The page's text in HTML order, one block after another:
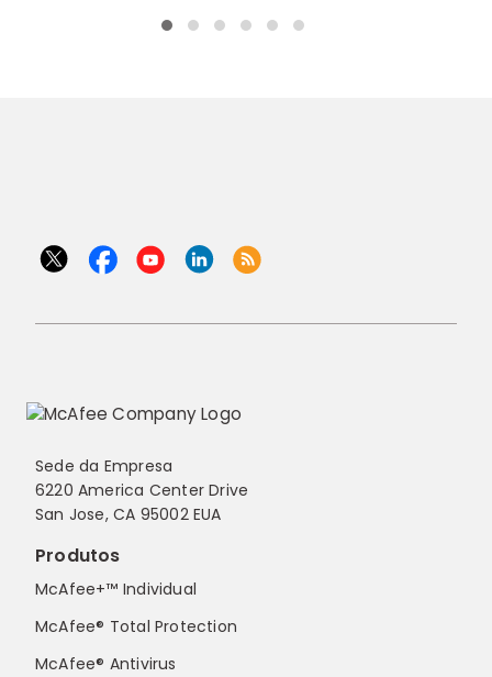
Sede da Empresa
6220 America Center Drive
San Jose, CA 95002 EUA
Produtos
McAfee+™ Individual
McAfee® Total Protection
McAfee® Antivirus